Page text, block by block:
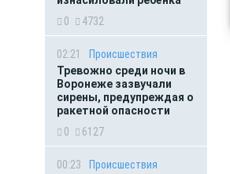
0
4732
02:21
Происшествия
Тревожно среди ночи в
Воронеже зазвучали
сирены, предупреждая о
ракетной опасности
0
6127
00:23
Происшествия